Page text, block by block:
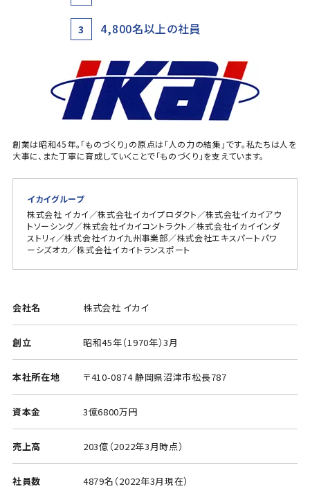
3 4,800名以上の社員
創業は昭和45年。「ものづくり」の原点は「人の力の結集」です。私たちは人を
大事に、また丁寧に育成していくことで「ものづくり」を支えています。
イカイグループ
株式会社 イカイ／株式会社イカイプロダクト／株式会社イカイアウ
トソーシング／株式会社イカイコントラクト／株式会社イカイインダ
ストリィ／株式会社イカイ九州事業部／株式会社エキスパートパワ
ーシズオカ／株式会社イカイトランスポート
会社名 株式会社 イカイ
創立 昭和45年（1970年）3月
本社所在地 〒410-0874 静岡県沼津市松長787
資本金 3億6800万円
売上高 203億（2022年3月時点）
社員数 4879名（2022年3月現在）